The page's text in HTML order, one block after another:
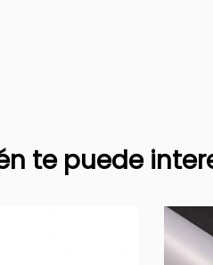
te puede